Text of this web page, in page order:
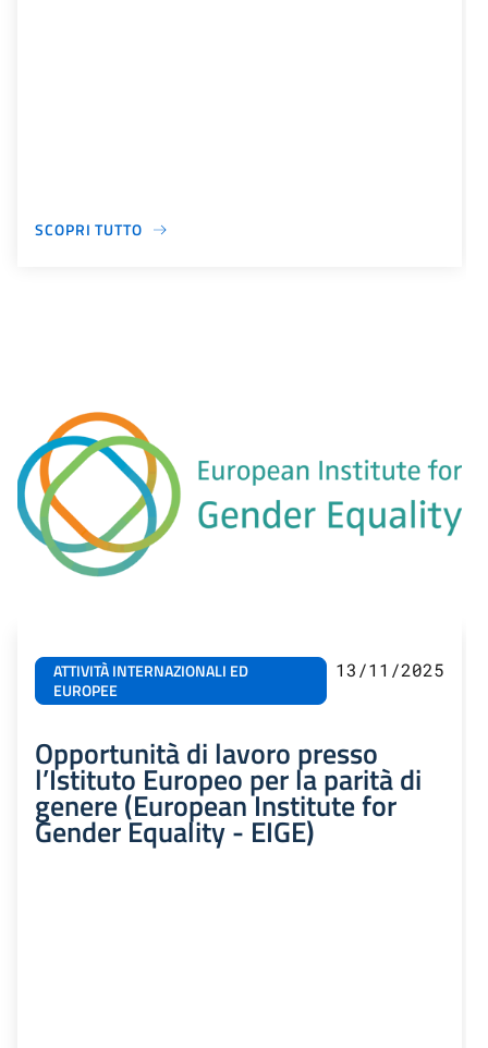
SCOPRI TUTTO
ATTIVITÀ INTERNAZIONALI ED
EUROPEE
13/11/2025
Opportunità di lavoro presso
l’Istituto Europeo per la parità di
genere (European Institute for
Gender Equality - EIGE)